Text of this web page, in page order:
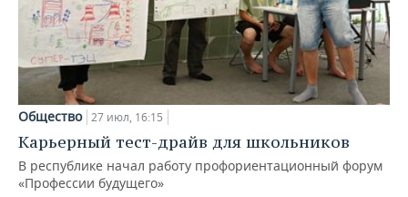
Общество 27 июл, 16:15
Карьерный тест-драйв для школьников
В республике начал работу профориентационный форум
«Профессии будущего»